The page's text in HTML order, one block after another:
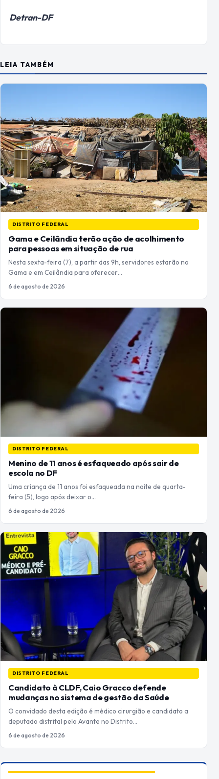
Detran-DF
LEIA TAMBÉM
DISTRITO FEDERAL
Gama e Ceilândia terão ação de acolhimento
para pessoas em situação de rua
Nesta sexta-feira (7), a partir das 9h, servidores estarão no
Gama e em Ceilândia para oferecer…
6 de agosto de 2026
DISTRITO FEDERAL
Menino de 11 anos é esfaqueado após sair de
escola no DF
Uma criança de 11 anos foi esfaqueada na noite de quarta-
feira (5), logo após deixar o…
6 de agosto de 2026
DISTRITO FEDERAL
Candidato à CLDF, Caio Gracco defende
mudanças no sistema de gestão da Saúde
O convidado desta edição é médico cirurgião e candidato a
deputado distrital pelo Avante no Distrito…
6 de agosto de 2026